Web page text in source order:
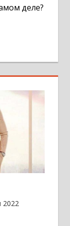
деле?
2022